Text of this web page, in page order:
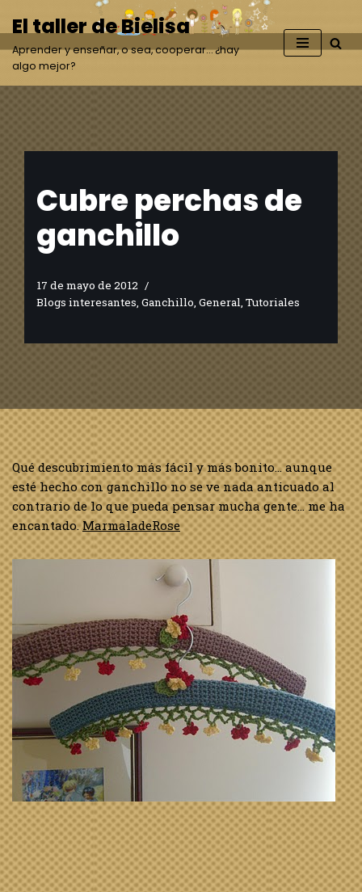
Saltar
al
contenido
El taller de Bielisa
Aprender y enseñar, o sea, cooperar… ¿hay
algo mejor?
Cubre perchas de
ganchillo
17 de mayo de 2012
Blogs interesantes, Ganchillo, General, Tutoriales
Qué descubrimiento más fácil y más bonito… aunque
esté hecho con ganchillo no se ve nada anticuado al
contrario de lo que pueda pensar mucha gente… me ha
encantado.MarmaladeRose